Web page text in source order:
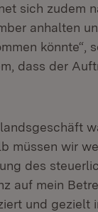
sich zudem
anhalten
dass der
müssen wir
des
auf mein
und gezielt